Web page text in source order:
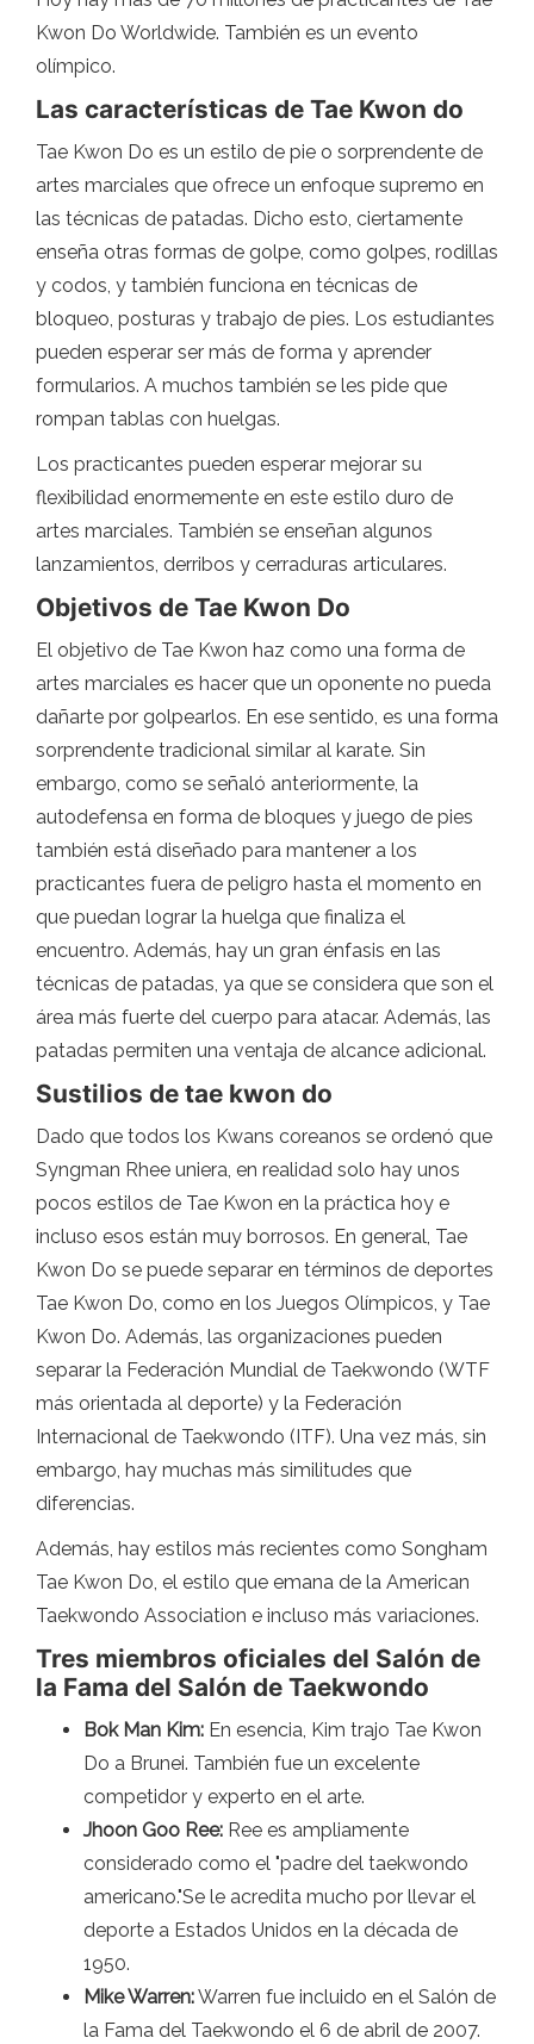
Kwon Do Worldwide. También es un evento
olímpico.
Las características de Tae Kwon do
Tae Kwon Do es un estilo de pie o sorprendente de
artes marciales que ofrece un enfoque supremo en
las técnicas de patadas. Dicho esto, ciertamente
enseña otras formas de golpe, como golpes, rodillas
y codos, y también funciona en técnicas de
bloqueo, posturas y trabajo de pies. Los estudiantes
pueden esperar ser más de forma y aprender
formularios. A muchos también se les pide que
rompan tablas con huelgas.
Los practicantes pueden esperar mejorar su
flexibilidad enormemente en este estilo duro de
artes marciales. También se enseñan algunos
lanzamientos, derribos y cerraduras articulares.
Objetivos de Tae Kwon Do
El objetivo de Tae Kwon haz como una forma de
artes marciales es hacer que un oponente no pueda
dañarte por golpearlos. En ese sentido, es una forma
sorprendente tradicional similar al karate. Sin
embargo, como se señaló anteriormente, la
autodefensa en forma de bloques y juego de pies
también está diseñado para mantener a los
practicantes fuera de peligro hasta el momento en
que puedan lograr la huelga que finaliza el
encuentro. Además, hay un gran énfasis en las
técnicas de patadas, ya que se considera que son el
área más fuerte del cuerpo para atacar. Además, las
patadas permiten una ventaja de alcance adicional.
Sustilios de tae kwon do
Dado que todos los Kwans coreanos se ordenó que
Syngman Rhee uniera, en realidad solo hay unos
pocos estilos de Tae Kwon en la práctica hoy e
incluso esos están muy borrosos. En general, Tae
Kwon Do se puede separar en términos de deportes
Tae Kwon Do, como en los Juegos Olímpicos, y Tae
Kwon Do. Además, las organizaciones pueden
separar la Federación Mundial de Taekwondo (WTF
más orientada al deporte) y la Federación
Internacional de Taekwondo (ITF). Una vez más, sin
embargo, hay muchas más similitudes que
diferencias.
Además, hay estilos más recientes como Songham
Tae Kwon Do, el estilo que emana de la American
Taekwondo Association e incluso más variaciones.
Tres miembros oficiales del Salón de
la Fama del Salón de Taekwondo
Bok Man Kim: En esencia, Kim trajo Tae Kwon
Do a Brunei. También fue un excelente
competidor y experto en el arte.
Jhoon Goo Ree: Ree es ampliamente
considerado como el "padre del taekwondo
americano."Se le acredita mucho por llevar el
deporte a Estados Unidos en la década de
1950.
Mike Warren:Warren fue incluido en el Salón de
la Fama del Taekwondo el 6 de abril de 2007.